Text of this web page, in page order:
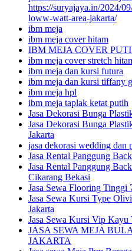
https://suryajaya.in/2024/
loww-watt-area-jakarta/
ibm meja
ibm meja cover hitam
IBM MEJA COVER
ibm meja cover stretch
ibm meja dan kursi futura
ibm meja dan kursi tiffany
ibm meja hpl
ibm meja taplak ketat putih
Jasa Dekorasi Bunga
Jasa Dekorasi Bunga
Jakarta
jasa dekorasi wedding dan
Jasa Rental Panggung
Jasa Rental Panggung
Cikarang Bekasi
Jasa Sewa Flooring Tinggi
Jasa Sewa Kursi Type
Jakarta
Jasa Sewa Kursi Vip
JASA SEWA MEJA
JAKARTA